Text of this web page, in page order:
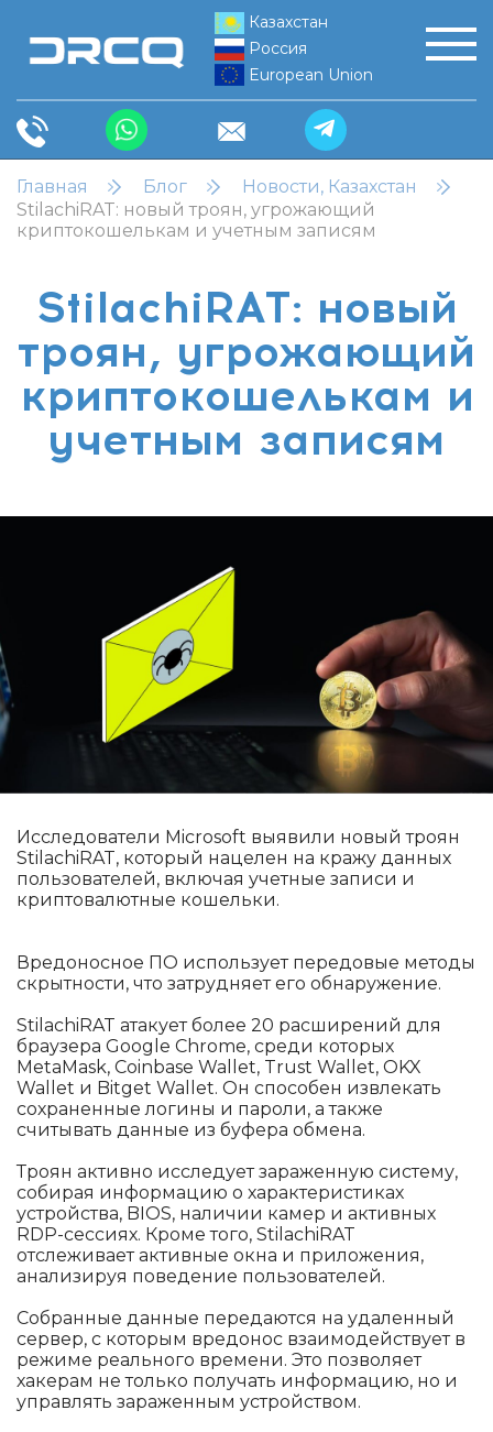
Казахстан
Россия
European Union
Главная Блог
Новости, Казахстан
StilachiRAT: новый троян, угрожающий
криптокошелькам и учетным записям
StilachiRAT: новый
троян, угрожающий
криптокошелькам и
учетным записям
Исследователи Microsoft выявили новый троян
StilachiRAT, который нацелен на кражу данных
пользователей, включая учетные записи и
криптовалютные кошельки.
Вредоносное ПО использует передовые методы
скрытности, что затрудняет его обнаружение.
StilachiRAT атакует более 20 расширений для
браузера Google Chrome, среди которых
MetaMask, Coinbase Wallet, Trust Wallet, OKX
Wallet и Bitget Wallet. Он способен извлекать
сохраненные логины и пароли, а также
считывать данные из буфера обмена.
Троян активно исследует зараженную систему,
собирая информацию о характеристиках
устройства, BIOS, наличии камер и активных
RDP-сессиях. Кроме того, StilachiRAT
отслеживает активные окна и приложения,
анализируя поведение пользователей.
Собранные данные передаются на удаленный
сервер, с которым вредонос взаимодействует в
режиме реального времени. Это позволяет
хакерам не только получать информацию, но и
управлять зараженным устройством.